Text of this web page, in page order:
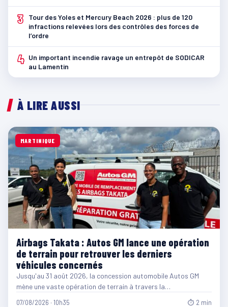
3
Tour des Yoles et Mercury Beach 2026 : plus de 120
infractions relevées lors des contrôles des forces de
l’ordre
4 Un important incendie ravage un entrepôt de SODICAR
au Lamentin
À LIRE AUSSI
MARTINIQUE
Airbags Takata : Autos GM lance une opération
de terrain pour retrouver les derniers
véhicules concernés
Jusqu'au 31 août 2026, la concession automobile Autos GM
mène une vaste opération de terrain à travers la…
07/08/2026 · 10h35 ⏱ 2 min